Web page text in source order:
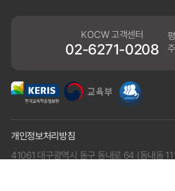
KOCW 고객센터
02-6271-0208
개인정보처리방침
41061 대구광역시 동구 동내로 64 (동내동